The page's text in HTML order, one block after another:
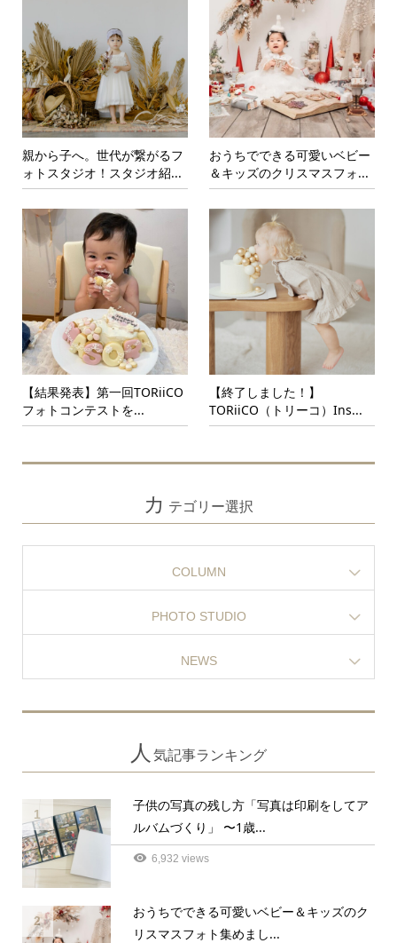
親から子へ。世代が繋がるフ
ォトスタジオ！スタジオ紹...
おうちでできる可愛いベビー
＆キッズのクリスマスフォ...
【結果発表】第一回TORiiCO
フォトコンテストを...
【終了しました！】
TORiiCO（トリーコ）Ins...
カ テゴリー選択
COLUMN
PHOTO STUDIO
NEWS
人 気記事ランキング
1
子供の写真の残し方「写真は印刷をしてア
ルバムづくり」 〜1歳...
6,932 views
2
おうちでできる可愛いベビー＆キッズのク
リスマスフォト集めまし...